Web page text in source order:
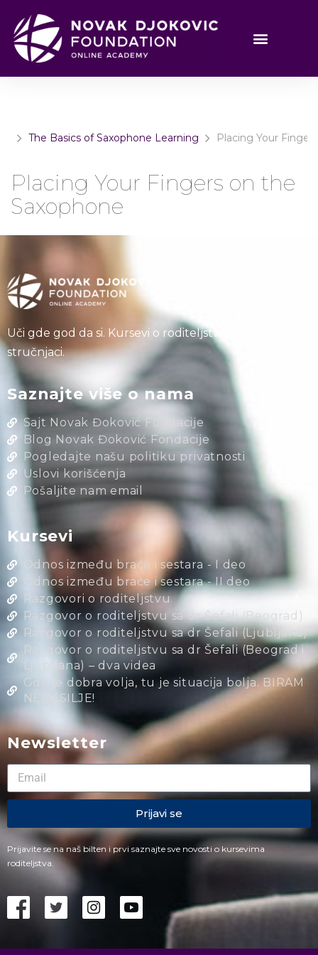
The Basics of Saxophone Learning Placing Your
Placing Your Fingers on the
Saxophone
Uči gde god da si. Kursevi o roditeljstvu koje vode naši
stručnjaci.
Saznajte više o nama
Sajt Novak Đoković Fondacije
Blog Novak Đoković Fondacije
Pogledajte našu politiku privatnosti
Uslovi korišćenja
Pošaljite nam email
Kursevi
Odnos između braće i sestara - I deo
Odnos između braće i sestara - II deo
Razgovori o roditeljstvu
Razgovor o roditeljstvu sa dr Šefali (Beograd)
Razgovor o roditeljstvu sa dr Šefali (Ljubljana)
Razgovor o roditeljstvu sa dr Šefali (Beograd i
Ljubljana) – dva videa
Gde je dobra volja, tu je situacija bolja. BIRAM
NENASILJE!
Newsletter
Prijavi se
Prijavite se na naš bilten i prvi saznajte sve novosti o kursevima
roditeljstva.